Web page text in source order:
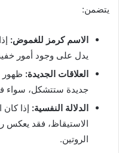
يتضمن:
الاسم كرمز للغموض:
يدل على وجود أمور
العلاقات الجديدة: ظهور
جديدة ستتشكل، سواء
الدلالة النفسية: إذا
الاستيقاظ، فقد يعكس
الروتين.